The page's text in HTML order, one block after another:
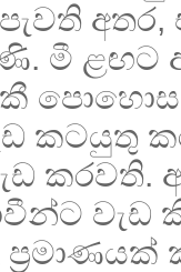
අතර,
මී ළඟට
කී
කටයුතු
වැඩ